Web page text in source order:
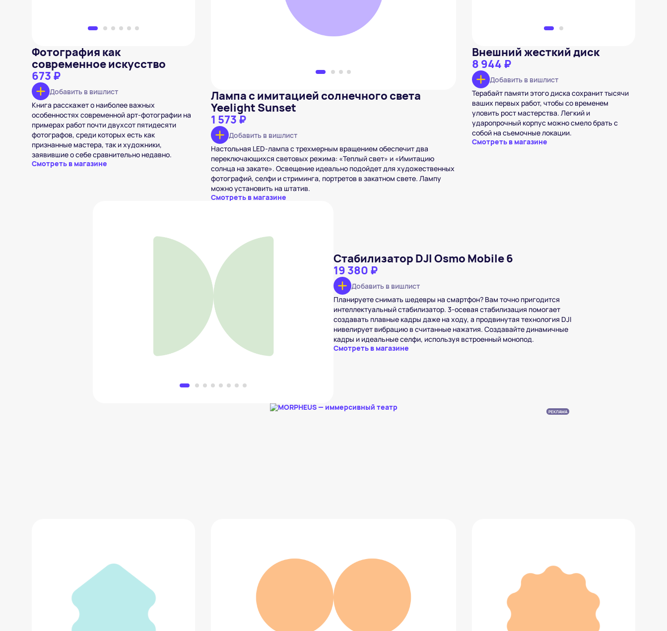
Фотография как
современное искусство
673 ₽
Добавить в вишлист
Книга расскажет о наиболее важных
особенностях современной арт-фотографии на
примерах работ почти двухсот пятидесяти
фотографов, среди которых есть как
признанные мастера, так и художники,
заявившие о себе сравнительно недавно.
Смотреть в магазине
Лампа с имитацией солнечного света
Yeelight Sunset
1 573 ₽
Добавить в вишлист
Настольная LED-лампа с трехмерным вращением обеспечит два
переключающихся световых режима: «Теплый свет» и «Имитацию
солнца на закате». Освещение идеально подойдет для художественных
фотографий, селфи и стриминга, портретов в закатном свете. Лампу
можно установить на штатив.
Смотреть в магазине
Внешний жесткий диск
8 944 ₽
Добавить в вишлист
Терабайт памяти этого диска сохранит тысячи
ваших первых работ, чтобы со временем
уловить рост мастерства. Легкий и
ударопрочный корпус можно смело брать с
собой на съемочные локации.
Смотреть в магазине
Стабилизатор DJI Osmo Mobile 6
19 380 ₽
Добавить в вишлист
Стабилизатор DJI Osmo Mobile 6
19 380 ₽
Добавить в вишлист
Планируете снимать шедевры на смартфон? Вам точно пригодится
интеллектуальный стабилизатор. 3-осевая стабилизация помогает
создавать плавные кадры даже на ходу, а продвинутая технология DJI
нивелирует вибрацию в считанные нажатия. Создавайте динамичные
кадры и идеальные селфи, используя встроенный монопод.
Смотреть в магазине
РЕКЛАМА
Фотоальбом Polaroid Photo